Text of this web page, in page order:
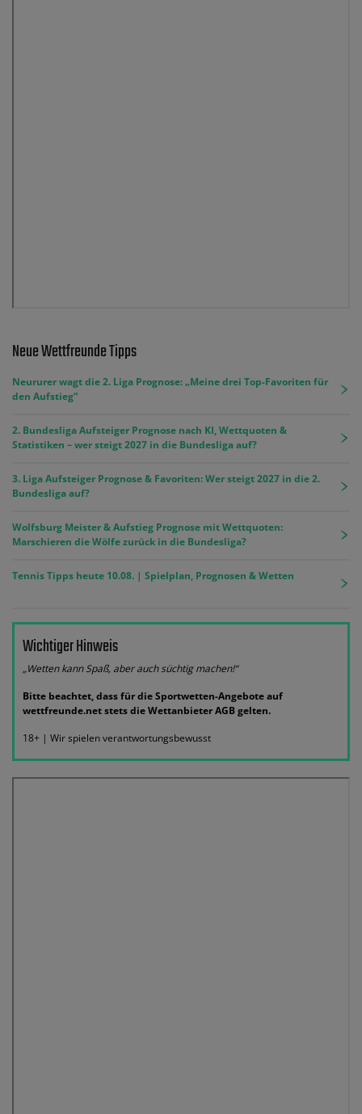
Neue Wettfreunde Tipps
Neururer wagt die 2. Liga Prognose: „Meine drei Top-Favoriten für
den Aufstieg“
2. Bundesliga Aufsteiger Prognose nach KI, Wettquoten &
Statistiken – wer steigt 2027 in die Bundesliga auf?
3. Liga Aufsteiger Prognose & Favoriten: Wer steigt 2027 in die 2.
Bundesliga auf?
Wolfsburg Meister & Aufstieg Prognose mit Wettquoten:
Marschieren die Wölfe zurück in die Bundesliga?
Tennis Tipps heute 10.08. | Spielplan, Prognosen & Wetten
Wichtiger Hinweis
„Wetten kann Spaß, aber auch süchtig machen!“
Bitte beachtet, dass für die Sportwetten-Angebote auf
wettfreunde.net stets die Wettanbieter AGB gelten.
18+ | Wir spielen verantwortungsbewusst